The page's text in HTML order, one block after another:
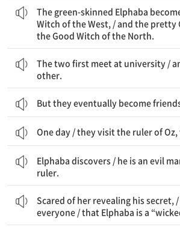
The green-skinned Elphaba
Witch of the West, / and the pretty
the Good Witch of the North.
The two first meet at university /
other.
But they eventually become
One day / they visit the ruler of Oz,
Elphaba discovers / he is an evil
ruler.
Scared of her revealing his secret,
everyone / that Elphaba is a